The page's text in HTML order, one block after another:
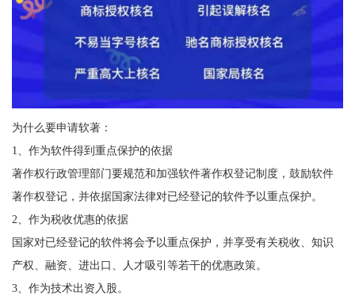
为什么要申请软著：
1、作为软件得到重点保护的依据
著作权行政管理部门要规范和加强软件著作权登记制度，鼓励软件
著作权登记，并依据国家法律对已经登记的软件予以重点保护。
2、作为税收优惠的依据
国家对已经登记的软件将会予以重点保护，并享受有关税收、知识
产权、融资、进出口、人才吸引等若干的优惠政策。
3、作为技术出资入股。